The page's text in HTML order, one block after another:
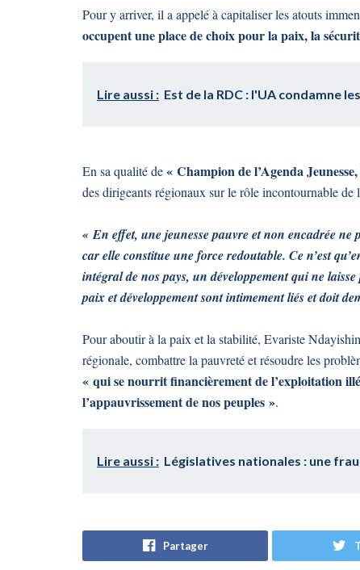
Pour y arriver, il a appelé à capitaliser les atouts
occupent une place de choix pour la paix, la
Lire aussi : Est de la RDC : l'UA condamne
En sa qualité de« Champion de l’Agenda
des dirigeants régionaux sur le rôle incontournable
« En effet, une jeunesse pauvre et non encadrée
car elle constitue une force redoutable. Ce n’est
intégral de nos pays, un développement qui ne
paix et développement sont intimement liés et doit
Pour aboutir à la paix et la stabilité, Evariste
régionale, combattre la pauvreté et résoudre les
« qui se nourrit financièrement de l’exploitation
l’appauvrissement de nos peuples ».
Lire aussi : Législatives nationales : une
Partager